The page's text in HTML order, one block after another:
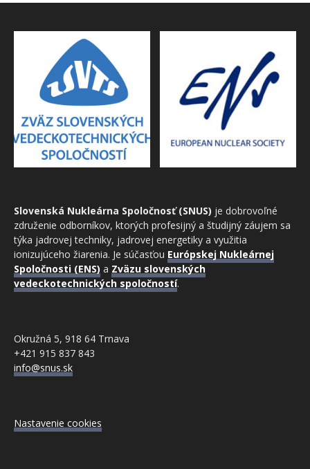
Slovenská Nukleárna Spoločnosť (SNUS) je dobrovoľné
združenie odborníkov, ktorých profesijný a študijný záujem sa
týka jadrovej techniky, jadrovej energetiky a využitia
ionizujúceho žiarenia. Je súčasťou Európskej Nukleárnej
Spoločnosti (ENS) a Zväzu slovenských
vedeckotechnických spoločností.
Okružná 5, 918 64 Trnava
+421 915 837 843
info@snus.sk
Nastavenie cookies